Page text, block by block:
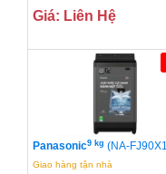
Giá: Liên Hệ
Panasonic9 kg (NA-
Giao hàng tận nhà